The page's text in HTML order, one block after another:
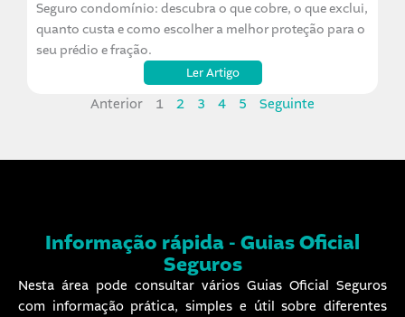
Seguro condomínio: descubra o que cobre, o que exclui,
quanto custa e como escolher a melhor proteção para o
seu prédio e fração.
Ler Artigo
Anterior 1 2 3 4 5 Seguinte
Informação rápida - Guias Oficial
Seguros
Nesta área pode consultar vários Guias Oficial Seguros
com informação prática, simples e útil sobre diferentes